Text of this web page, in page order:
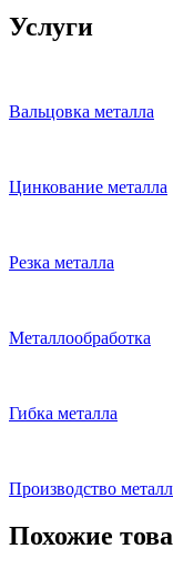
Услуги
Вальцовка металла
Цинкование металла
Резка металла
Металлообработка
Гибка металла
Производство
Похожие